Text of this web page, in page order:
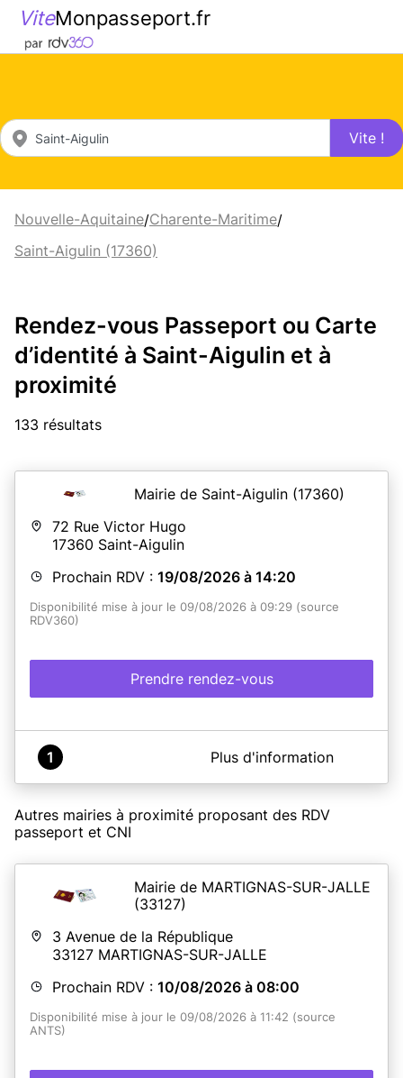
ViteMonpasseport.fr
Vite !
Nouvelle-Aquitaine/Charente-Maritime/
Saint-Aigulin (17360)
Rendez-vous Passeport ou Carte
d’identité à Saint-Aigulin et à
proximité
133 résultats
Mairie de Saint-Aigulin (17360)
72 Rue Victor Hugo
17360 Saint-Aigulin
Prochain RDV : 19/08/2026 à 14:20
Disponibilité mise à jour le 09/08/2026 à 09:29 (source
RDV360)
Prendre rendez-vous
A propos de Maison France Services Saint Aigulin
1 Plus d'information
Autres mairies à proximité proposant des RDV
passeport et CNI
Mairie de MARTIGNAS-SUR-JALLE
(33127)
3 Avenue de la République
33127 MARTIGNAS-SUR-JALLE
Prochain RDV : 10/08/2026 à 08:00
Disponibilité mise à jour le 09/08/2026 à 11:42 (source
ANTS)